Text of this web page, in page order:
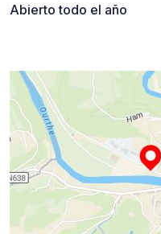
Abierto todo el año